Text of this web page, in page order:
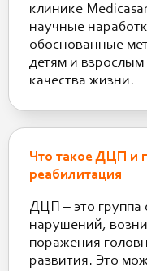
клинике
научные
обоснованные
детям и
качества жизни.
Что такое ДЦП и
реабилитация
ДЦП – это группа
нарушений,
поражения
развития. Это